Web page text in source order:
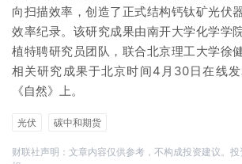
向扫描效率，创造了正式结构钙钛矿光伏
效率纪录。该研究成果由南开大学化学学
植特聘研究员团队，联合北京理工大学徐
相关研究成果于北京时间4月30日在线
《自然》上。
光伏 碳中和期货
财联社声明：文章内容仅供参考，不构成投资建议。